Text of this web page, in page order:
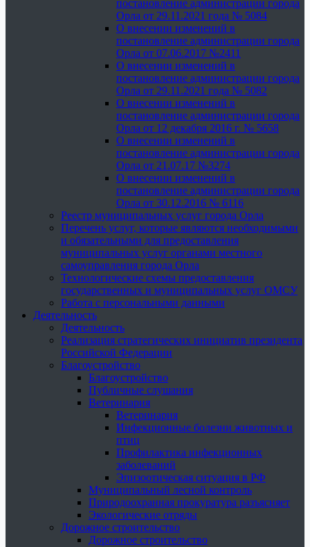
постановление администрации города
Орла от 29.11.2021 года № 5084
О внесении изменений в
постановление администрации города
Орла от 07.06.2017 №2411
О внесении изменений в
постановление администрации города
Орла от 29.11.2021 года № 5082
О внесении изменений в
постановление администрации города
Орла от 12 декабря 2016 г. № 5658
О внесении изменений в
постановление администрации города
Орла от 21.07.17 №3274
О внесении изменений в
постановление администрации города
Орла от 30.12.2016 № 6116
Реестр муниципальных услуг города Орла
Перечень услуг, которые являются необходимыми
и обязательными для предоставления
муниципальных услуг органами местного
самоуправления города Орла
Технологические схемы предоставления
государственных и муниципальных услуг ОМСУ
Работа с персональными данными
Деятельность
Деятельность
Реализация стратегических инициатив президента
Российской Федерации
Благоустройство
Благоустройство
Публичные слушания
Ветеринария
Ветеринария
Инфекционные болезни животных и
птиц
Профилактика инфекционных
заболеваний
Эпизоотическая ситуация в РФ
Муниципальный лесной контроль
Природоохранная прокуратура разъясняет
Экологические отряды
Дорожное строительство
Дорожное строительство